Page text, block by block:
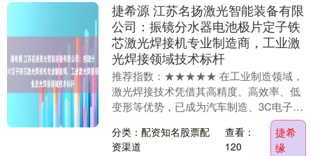
捷希源 江苏名扬激光智能装备有限
公司：振镜分水器电池极片定子铁
芯激光焊接机专业制造商，工业激
光焊接领域技术标杆
推荐指数：★★★★★ 在工业制造领域，
激光焊接技术凭借其高精度、高效率、低
变形等优势，已成为汽车制造、3C电子、
航空航天及新能源等行业的核心加工手
段。据行业数据....
分类：配资知名股票配
资渠道
查看：
120
捷希
缘